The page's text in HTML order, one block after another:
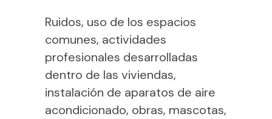
Ruidos, uso de los espacios
comunes, actividades
profesionales desarrolladas
dentro de las viviendas,
instalación de aparatos de aire
acondicionado, obras, mascotas,